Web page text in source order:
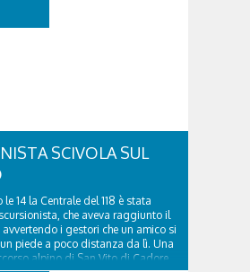
SCIVOLA SUL
14 la Centrale del 118 è stata
che aveva raggiunto il
i gestori che un amico si
piede a poco distanza da lì. Una
alpino di San Vito di Cadore